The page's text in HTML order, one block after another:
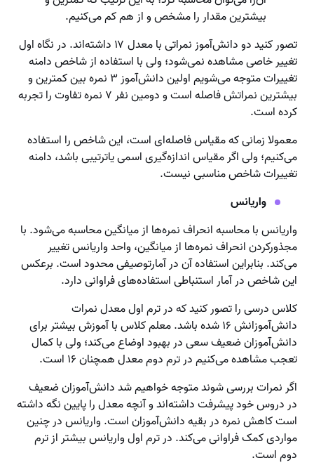
بیشترین مقدار را مشخص و از هم کم می‌کنیم.
تصور کنید دو دانش‌آموز نمراتی با معدل ۱۷ داشته‌اند. در نگاه اول
تغییر خاصی مشاهده نمی‌شود؛ ولی با استفاده از شاخص دامنه
تغییرات متوجه می‌شویم اولین دانش‌آموز ۳ نمره بین کمترین و
بیشترین نمراتش فاصله است و دومین نفر ۷ نمره تفاوت را تجربه
کرده است.
معمولا زمانی که مقیاس فاصله‌ای است،‌ این شاخص را استفاده
می‌کنیم؛ ولی اگر مقیاس اندازه‌گیری اسمی یاترتیبی باشد، دامنه
تغییرات شاخص مناسبی نیست.
واریانس
واریانس با محاسبه انحراف نمره‌ها از میانگین محاسبه می‌شود. با
مجذورکردن انحراف نمره‌ها از میانگین، واحد واریانس تغییر
می‌کند. بنابراین استفاده آن در آمارتوصیفی محدود است. برعکس
این شاخص در آمار استنباطی استفاده‌های فراوانی دارد.
کلاس درسی را تصور کنید که در ترم اول معدل نمرات
دانش‌آموزانش ۱۶ شده باشد. معلم کلاس با آموزش بیشتر برای
دانش‌آموزان ضعیف سعی در بهبود اوضاع می‌کند؛ ولی با کمال
تعجب مشاهده می‌کنیم در ترم دوم معدل همچنان ۱۶ است.
اگر نمرات بررسی شوند متوجه خواهیم شد دانش‌آموزان ضعیف
در دروس خود پیشرفت داشته‌اند و آنچه معدل را پایین نگه داشته
است کاهش نمره در بقیه دانش‌آموزان است. واریانس در چنین
مواردی کمک فراوانی می‌کند. در ترم اول واریانس بیشتر از ترم
دوم است.